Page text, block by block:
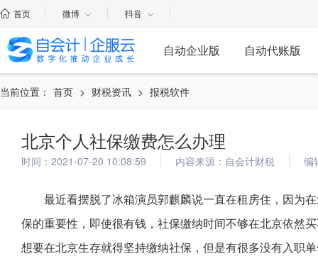
首页 微博 抖音
自动企业版 自动代账版
当前位置： 首页 > 财税资讯 > 报税软件
北京个人社保缴费怎么办理
时间：2021-07-20 10:08:59 内容来源：自会计财税 编
最近看摆脱了冰箱演员郭麒麟说一直在租房住，因为
保的重要性，即使很有钱，社保缴纳时间不够在北京依然
想要在北京生存就得坚持缴纳社保，但是有很多没有入职